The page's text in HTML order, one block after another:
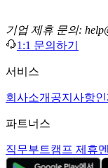
기업 제휴 문의:
1:1 문의하기
서비스
회사소개 공지사항
파트너스
직무부트캠프 제휴